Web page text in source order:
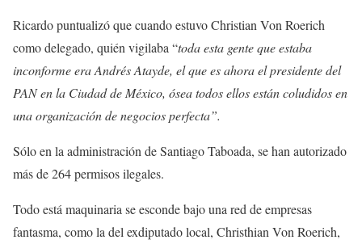
Ricardo puntualizó que cuando estuvo Christian Von Roerich
como delegado, quién vigilaba “toda esta gente que estaba
inconforme era Andrés Atayde, el que es ahora el presidente del
PAN en la Ciudad de México, ósea todos ellos están coludidos en
una organización de negocios perfecta”.
Sólo en la administración de Santiago Taboada, se han autorizado
más de 264 permisos ilegales.
Todo está maquinaria se esconde bajo una red de empresas
fantasma, como la del exdiputado local, Christhian Von Roerich,